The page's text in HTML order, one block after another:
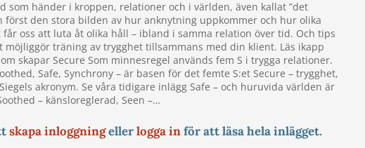
som händer i kroppen, relationer och i världen, även kallat ”det
först den stora bilden av hur anknytning uppkommer och hur olika
oss att luta åt olika håll – ibland i samma relation över tid. Och tips
möjliggör träning av trygghet tillsammans med din klient. Läs ikapp
skapar Secure Som minnesregel används fem S i trygga relationer.
Safe, Synchrony – är basen för det femte S:et Secure – trygghet,
akronym. Se våra tidigare inlägg Safe – och huruvida världen är
– känsloreglerad, Seen –…
skapa inloggningellerlogga inför att läsa hela inlägget.